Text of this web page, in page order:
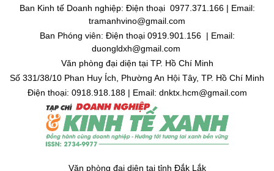
Ban Kinh tế Doanh nghiệp: Điện thoại 0977.371.166 | Email:
tramanhvino@gmail.com
Ban Phóng viên: Điện thoại 0919.901.156 | Email:
duongldxh@gmail.com
Văn phòng đại diện tại TP. Hồ Chí Minh
Số 331/38/10 Phan Huy Ích, Phường An Hội Tây, TP. Hồ Chí Minh
Điện thoại: 0918.918.188 | Email: dnktx.hcm@gmail.com
Văn phòng đại diện tại tỉnh Đắk Lắk